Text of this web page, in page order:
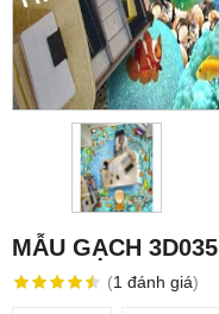
MẪU GẠCH 3D035
(1 đánh giá)